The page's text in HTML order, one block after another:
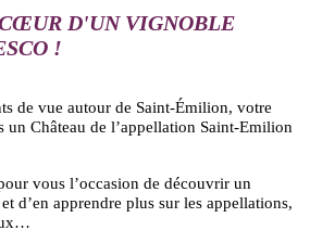
D'UN VIGNOBLE
!
de vue autour de Saint-Émilion, votre
un Château de l’appellation Saint-Emilion
vous l’occasion de découvrir un
d’en apprendre plus sur les appellations,